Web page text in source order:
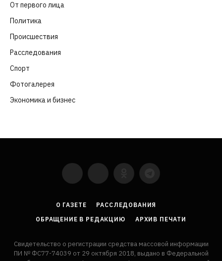
От первого лица
Политика
Происшествия
Расследования
Спорт
Фотогалерея
Экономика и бизнес
YouTubeVKontakte
LinkedInFlickr
О ГАЗЕТЕ
РАССЛЕДОВАНИЯ
ОБРАЩЕНИЕ В РЕДАКЦИЮ
АРХИВ ПЕЧАТИ
Свидетельство о регистрации средства массовой информации
ПИ № ФС77-74039 от 29 октября 2018, выдано в Федеральной